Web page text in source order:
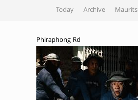
Today Archive Maurits
Phiraphong Rd